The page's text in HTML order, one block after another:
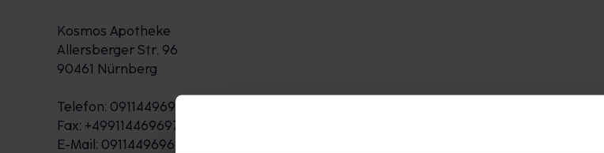
Kosmos Apotheke
Allersberger Str. 96
90461 Nürnberg
Telefon: 0911449696
Fax: +499114469697,
E-Mail: 0911449696